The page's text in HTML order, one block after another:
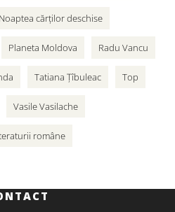
Noaptea cărților deschise
Planeta Moldova Radu Vancu
Tatiana Țîbuleac Top
Vasile Vasilache
române